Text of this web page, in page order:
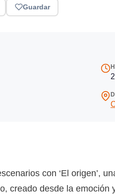
Guardar
con ‘El origen’,
creado desde la